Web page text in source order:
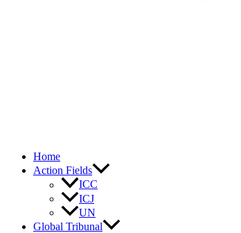
Home
Action Fields
ICC
ICJ
UN
Global Tribunal